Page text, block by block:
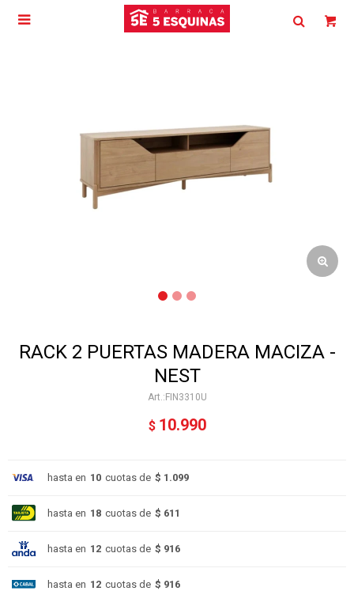

RACK 2 PUERTAS MADERA MACIZA -
NEST
FIN3310U
$ 10.990
hasta en 10 cuotas de $ 1.099
hasta en 18 cuotas de $ 611
hasta en 12 cuotas de $ 916
hasta en 12 cuotas de $ 916